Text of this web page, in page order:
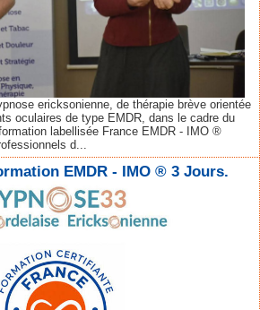
ericksonienne, de thérapie brève orientée
oculaires de type EMDR, dans le cadre du
labellisée France EMDR - IMO ®
d...
EMDR - IMO ® 3 Jours.